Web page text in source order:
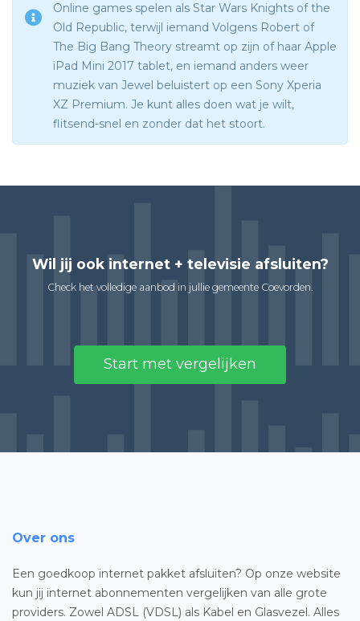
Online games spelen als Star Wars Knights of the
Old Republic, terwijl iemand Volgens Robert of
The Big Bang Theory streamt op zijn of haar Apple
iPad Mini 2017 tablet, en iemand anders weer
muziek van Jewel beluistert op een Sony Xperia
XZ Premium. Je kunt alles doen wat je wilt,
flitsend-snel en zonder dat het stoort.
Wil jij ook internet + televisie afsluiten?
Check het volledige aanbod in jullie gemeente Coevorden.
Start met vergelijken
Over ons
Een goedkoop internet pakket afsluiten? Op onze website
kun jij internet abonnementen vergelijken van alle grote
providers. Zowel ADSL (VDSL) als Kabel en Glasvezel. Alles